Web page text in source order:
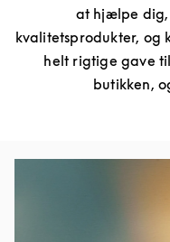
at hjælpe dig,
kvalitetsprodukter,
helt rigtige gave
butikken,